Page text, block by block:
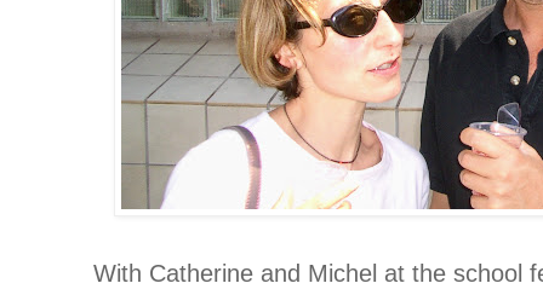
With Catherine and Michel at the school